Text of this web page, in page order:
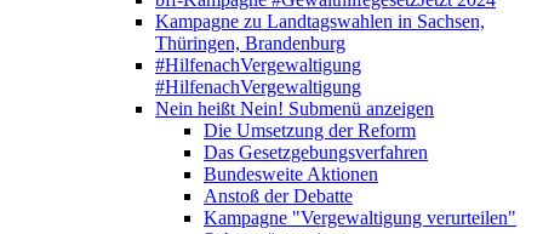
Kampagne zu Landtagswahlen in Sachsen,
Thüringen, Brandenburg
#HilfenachVergewaltigung
#HilfenachVergewaltigung
Nein heißt Nein! Submenü anzeigen
Die Umsetzung der Reform
Das Gesetzgebungsverfahren
Bundesweite Aktionen
Anstoß der Debatte
Kampagne "Vergewaltigung verurteilen"